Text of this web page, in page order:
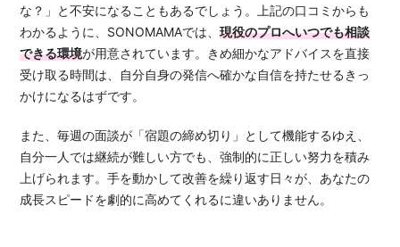
な？」と不安になることもあるでしょう。上記の口コミからも
わかるように、SONOMAMAでは、現役のプロへいつでも相談
できる環境が用意されています。きめ細かなアドバイスを直接
受け取る時間は、自分自身の発信へ確かな自信を持たせるきっ
かけになるはずです。
また、毎週の面談が「宿題の締め切り」として機能するゆえ、
自分一人では継続が難しい方でも、強制的に正しい努力を積み
上げられます。手を動かして改善を繰り返す日々が、あなたの
成長スピードを劇的に高めてくれるに違いありません。